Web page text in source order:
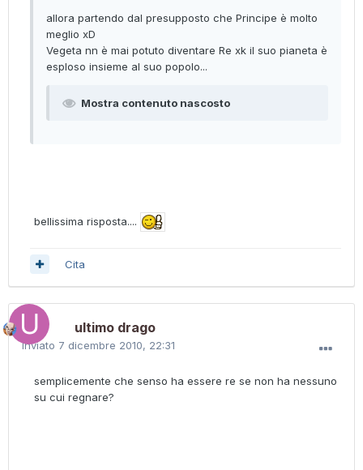
allora partendo dal presupposto che Principe è molto
meglio xD
Vegeta nn è mai potuto diventare Re xk il suo pianeta è
esploso insieme al suo popolo...
Mostra contenuto nascosto
bellissima risposta....
Cita
ultimo drago
Inviato 7 dicembre 2010, 22:31
semplicemente che senso ha essere re se non ha nessuno
su cui regnare?